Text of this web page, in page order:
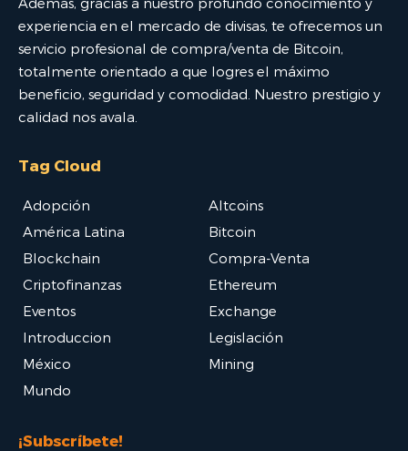
experiencia en el mercado de divisas, te ofrecemos un
servicio profesional de compra/venta de Bitcoin,
totalmente orientado a que logres el máximo
beneficio, seguridad y comodidad. Nuestro prestigio y
calidad nos avala.
Tag Cloud
Adopción
Altcoins
América Latina
Bitcoin
Blockchain
Compra-Venta
Criptofinanzas
Ethereum
Eventos
Exchange
Introduccion
Legislación
México
Mining
Mundo
¡Subscríbete!